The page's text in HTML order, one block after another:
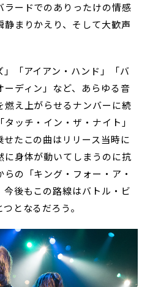
ラードでのありったけの情感
まりかえり、そして大歓声
」「アイアン・ハンド」「バ
ディン」など、あらゆる音
え上がらせるナンバーに続
ッチ・イン・ザ・ナイト」
たこの曲はリリース当時に
に身体が動いてしまうのに抗
の「キング・フォー・ア・
後もこの路線はバトル・ビ
となるだろう。